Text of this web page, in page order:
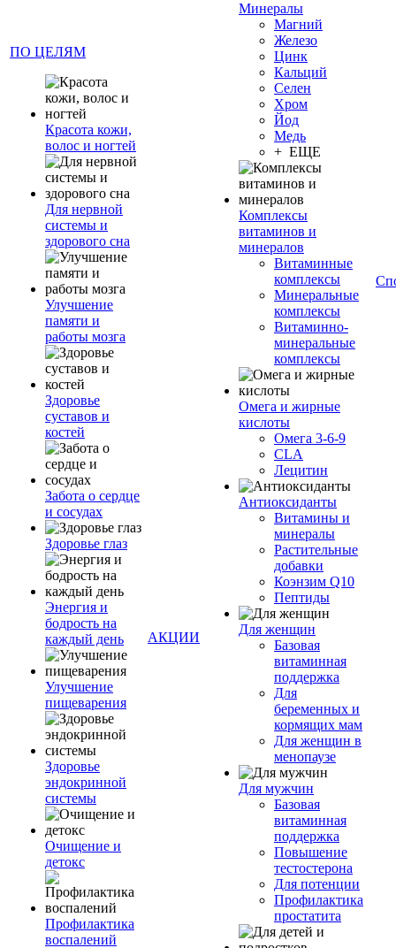
ПО ЦЕЛЯМ
Красота кожи,
волос и ногтей
Для нервной
системы и
здорового сна
Улучшение
памяти и
работы мозга
Здоровье
суставов и
костей
Забота о сердце
и сосудах
Здоровье глаз
Энергия и
бодрость на
каждый день
Улучшение
пищеварения
Здоровье
эндокринной
системы
Очищение и
детокс
Профилактика
воспалений
АКЦИИ
Минералы
Магний
Железо
Цинк
Кальций
Селен
Хром
Йод
Медь
+ ЕЩЕ
Комплексы
витаминов и
минералов
Витаминные
комплексы
Минеральные
комплексы
Витаминно-
минеральные
комплексы
Омега и жирные
кислоты
Омега 3-6-9
CLA
Лецитин
Антиоксиданты
Витамины и
минералы
Растительные
добавки
Коэнзим Q10
Пептиды
Для женщин
Базовая
витаминная
поддержка
Для
беременных и
кормящих мам
Для женщин в
менопаузе
Для мужчин
Базовая
витаминная
поддержка
Повышение
тестостерона
Для потенции
Профилактика
простатита